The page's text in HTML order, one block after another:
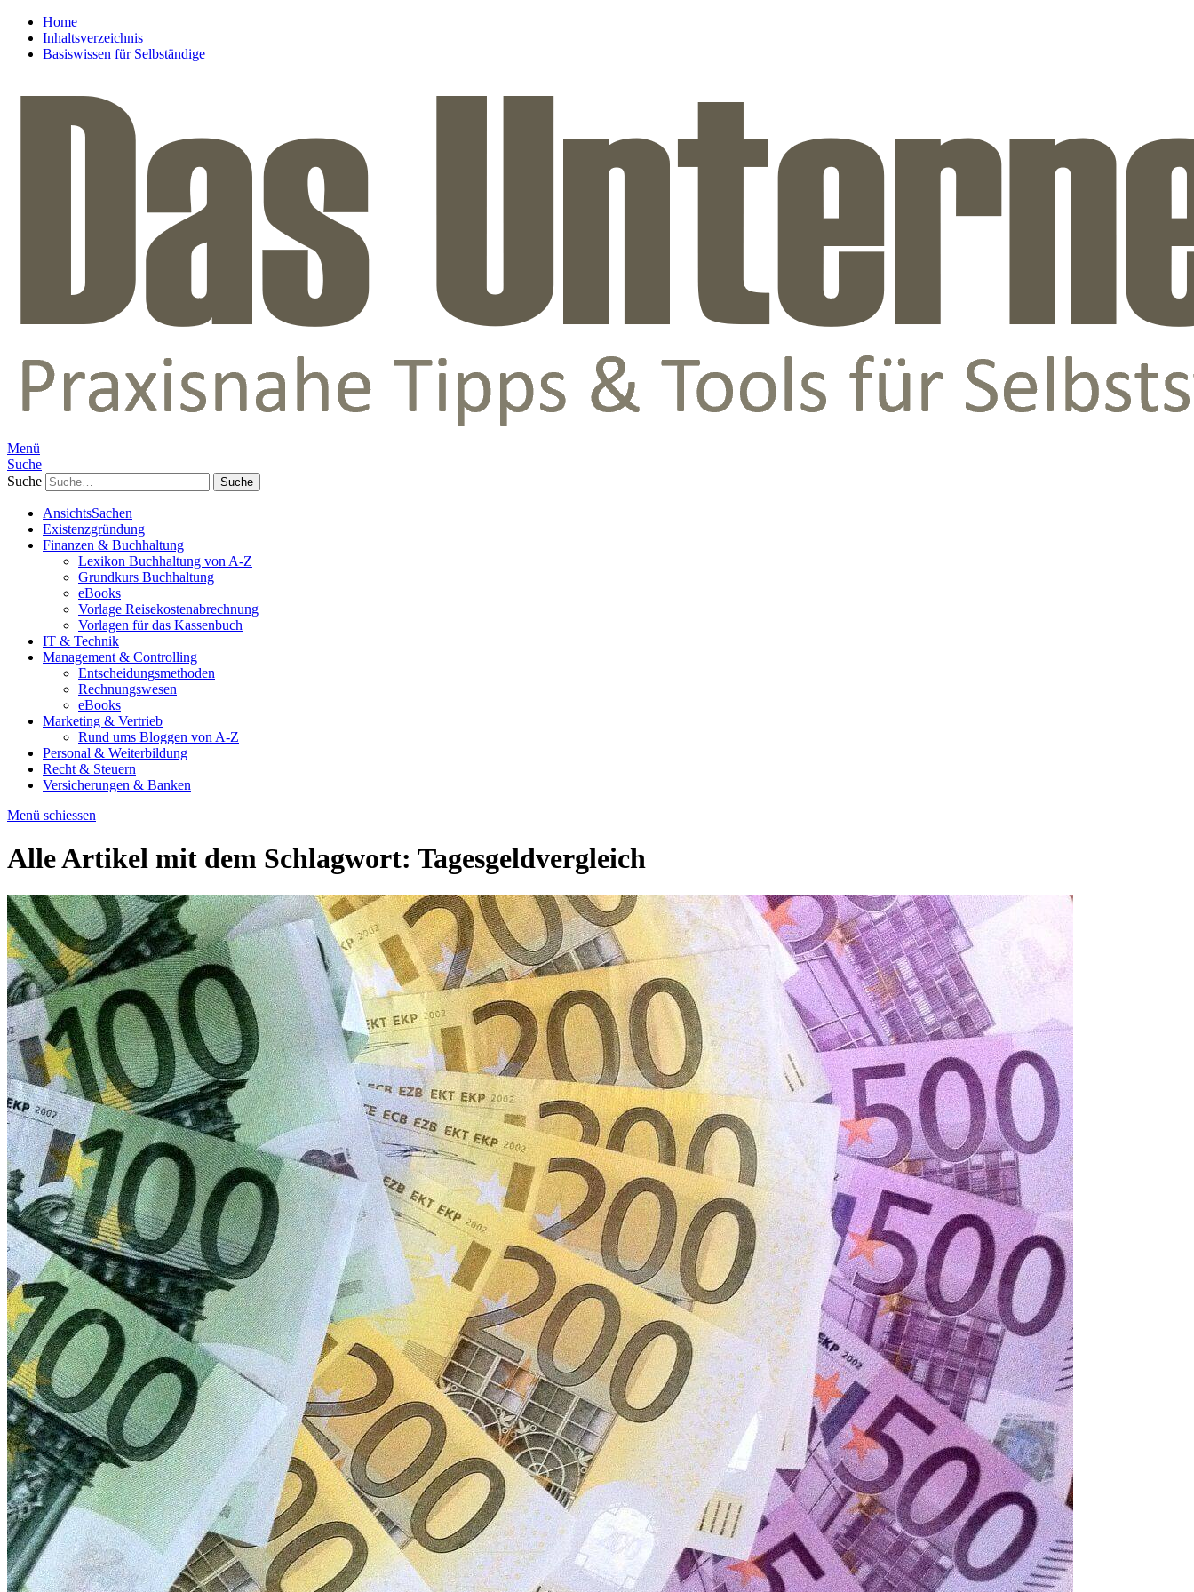
Home
Inhaltsverzeichnis
Basiswissen für Selbständige
Menü
Suche
Suche
AnsichtsSachen
Existenzgründung
Finanzen & Buchhaltung
Lexikon Buchhaltung von A-Z
Grundkurs Buchhaltung
eBooks
Vorlage Reisekostenabrechnung
Vorlagen für das Kassenbuch
IT & Technik
Management & Controlling
Entscheidungsmethoden
Rechnungswesen
eBooks
Marketing & Vertrieb
Rund ums Bloggen von A-Z
Personal & Weiterbildung
Recht & Steuern
Versicherungen & Banken
Menü schiessen
Alle Artikel mit dem Schlagwort: Tagesgeldvergleich